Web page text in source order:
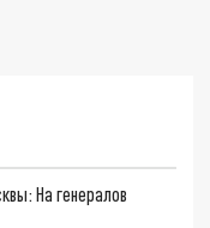
На генералов